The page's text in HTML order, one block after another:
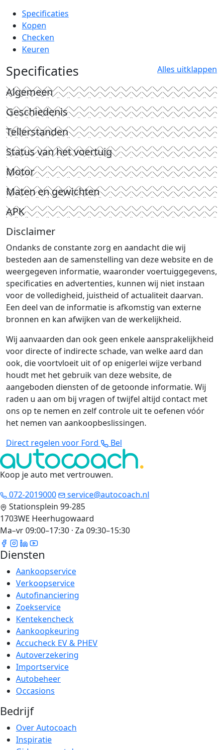
Specificaties
Kopen
Checken
Keuren
Specificaties Alles uitklappen
Algemeen
Geschiedenis
Tellerstanden
Status van het voertuig
Motor
Maten en gewichten
APK
Disclaimer
Ondanks de constante zorg en aandacht die wij
besteden aan de samenstelling van deze website en de
weergegeven informatie, waaronder voertuiggegevens,
specificaties en advertenties, kunnen wij niet instaan
voor de volledigheid, juistheid of actualiteit daarvan.
Een deel van de informatie is afkomstig van externe
bronnen en kan afwijken van de werkelijkheid.
Wij aanvaarden dan ook geen enkele aansprakelijkheid
voor directe of indirecte schade, van welke aard dan
ook, die voortvloeit uit of op enigerlei wijze verband
houdt met het gebruik van deze website, de
aangeboden diensten of de getoonde informatie. Wij
raden u aan om bij vragen of twijfel altijd contact met
ons op te nemen en zelf controle uit te oefenen vóór
het nemen van aankoopbeslissingen.
Direct regelen voor Ford
Bel
Koop je auto met vertrouwen.
072-2019000
service@autocoach.nl
Stationsplein 99-285
1703WE Heerhugowaard
Ma–vr 09:00–17:30 · Za 09:30–15:30
Diensten
Aankoopservice
Verkoopservice
Autofinanciering
Zoekservice
Kentekencheck
Aankoopkeuring
Accucheck EV & PHEV
Autoverzekering
Importservice
Autobeheer
Occasions
Bedrijf
Over Autocoach
Inspiratie